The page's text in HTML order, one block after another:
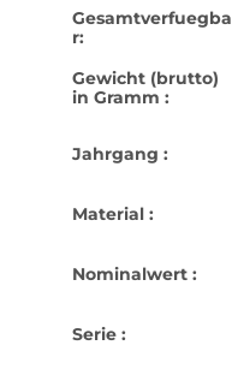
Gesamtverfuegba
r:
Gewicht (brutto)
in Gramm :
Jahrgang :
Material :
Nominalwert :
Serie :